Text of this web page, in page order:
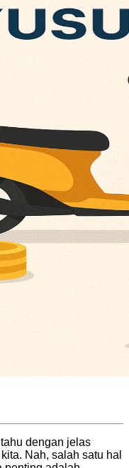
dengan jelas
Nah, salah satu hal